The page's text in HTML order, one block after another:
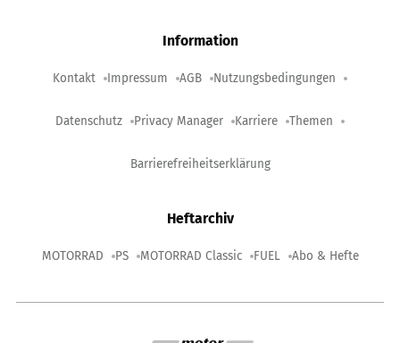
Information
Kontakt Impressum AGB Nutzungsbedingungen
Datenschutz Privacy Manager Karriere Themen
Barrierefreiheitserklärung
Heftarchiv
MOTORRAD PS MOTORRAD Classic FUEL Abo & Hefte